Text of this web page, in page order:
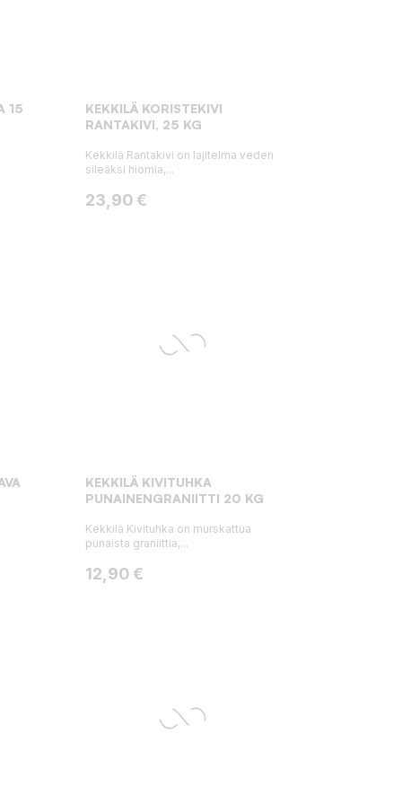
15
KEKKILÄ KORISTEKIVI
RANTAKIVI, 25 KG
Kekkilä Rantakivi on lajitelma veden
sileäksi hiomia,...
Hinta
23,90 €
KEKKILÄ KIVITUHKA
PUNAINENGRANIITTI 20 KG
Kekkilä Kivituhka on murskattua
punaista graniittia,...
Hinta
12,90 €